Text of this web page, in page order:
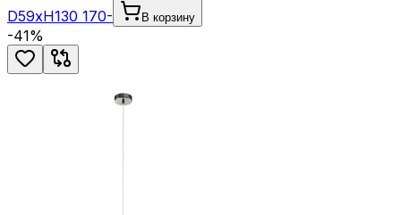
D59xH130 170-
В корзину
-41%